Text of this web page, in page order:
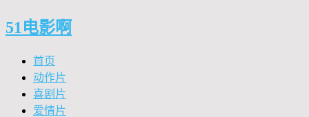
51电影啊
首页
动作片
喜剧片
爱情片